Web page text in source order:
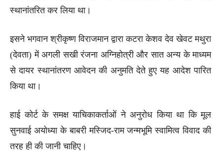
स्थानांतरित कर लिया था।
इसने भगवान श्रीकृष्ण विराजमान द्वारा कटरा केशव देव खेवट मथुरा
(देवता) में अगली सखी रंजना अग्निहोत्री और सात अन्य के माध्यम
से दायर स्थानांतरण आवेदन की अनुमति देते हुए यह आदेश पारित
किया था।
हाई कोर्ट के समक्ष याचिकाकर्ताओं ने अनुरोध किया था कि मूल
सुनवाई अयोध्या के बाबरी मस्जिद-राम जन्मभूमि स्वामित्व विवाद की
तरह ही की जानी चाहिए।